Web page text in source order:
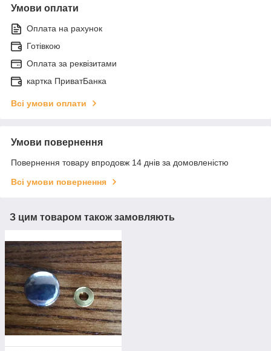
Умови оплати
Оплата на рахунок
Готівкою
Оплата за реквізитами
картка ПриватБанка
Всі умови оплати
Умови повернення
Повернення товару впродовж 14 днів за домовленістю
Всі умови повернення
З цим товаром також замовляють